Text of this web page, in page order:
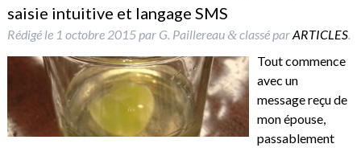
saisie intuitive et langage SMS
Rédigé le 1 octobre 2015par G. Paillereau &classé parARTICLES.
Tout commence
avec un
message reçu de
mon épouse,
passablement